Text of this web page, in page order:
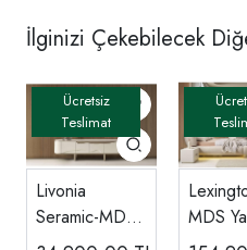
İlginizi Çekebilecek
Livonia
Seramic-MDS
Tv Ünitesi
MDS
Odası